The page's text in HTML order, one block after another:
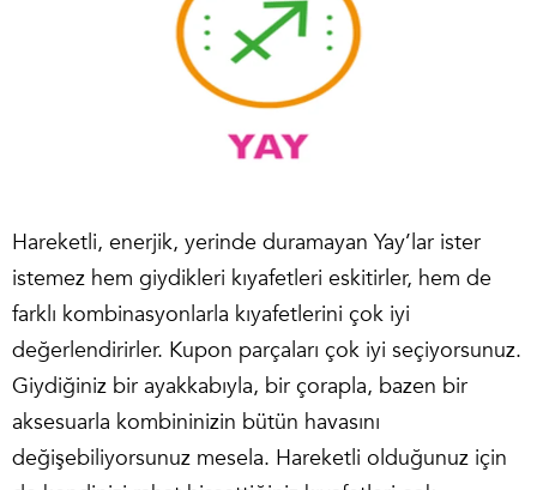
Hareketli, enerjik, yerinde duramayan Yay’lar ister
istemez hem giydikleri kıyafetleri eskitirler, hem de
farklı kombinasyonlarla kıyafetlerini çok iyi
değerlendirirler. Kupon parçaları çok iyi seçiyorsunuz.
Giydiğiniz bir ayakkabıyla, bir çorapla, bazen bir
aksesuarla kombininizin bütün havasını
değişebiliyorsunuz mesela. Hareketli olduğunuz için